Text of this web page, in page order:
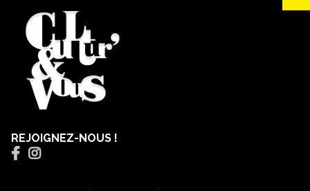
REJOIGNEZ-NOUS !